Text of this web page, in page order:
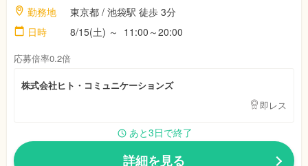
勤務地
東京都 / 池袋駅 徒歩 3分
日時
8/15(土) ～ 11:00～20:00
応募倍率0.2倍
株式会社ヒト・コミュニケーションズ
即レス
あと3日で終了
詳細を見る